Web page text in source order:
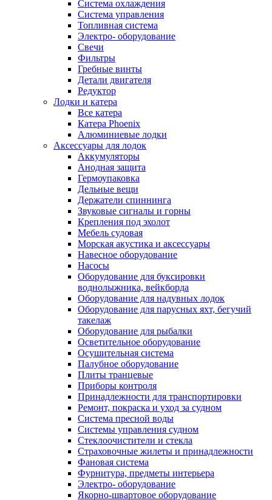
Система охлаждения
Система управления
Топливная система
Электро- оборудование
Свечи
Фильтры
Гребные винты
Детали двигателя
Редуктор
Лодки и катера
Все катера
Катера Phoenix
Алюминиевые лодки
Аксессуары для лодок
Аккумуляторы
Анодная защита
Гермоупаковка
Дельные вещи
Держатели спиннинга
Звуковые сигналы и горны
Крепления под эхолот
Мебель судовая
Морская акустика и аксессуары
Навесное оборудование
Насосы
Оборудование для буксировки
воднолыжника, вейкборда
Оборудование для надувных лодок
Оборудование для парусных яхт, бегучий
такелаж
Оборудование для рыбалки
Осветительное оборудование
Осушительная система
Палубное оборудование
Плиты транцевые
Приборы контроля
Принадлежности для транспортировки
Ремонт, покраска и уход за судном
Система пресной воды
Системы управления судном
Стеклоочистители и стекла
Страховочные жилеты и принадлежности
Фановая система
Фурнитура, предметы интерьера
Электро- оборудование
Якорно-швартовое оборудование